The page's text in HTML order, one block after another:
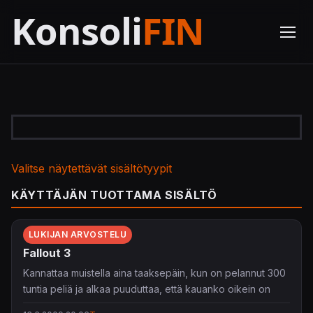
Valitse näytettävät sisältötyypit
KÄYTTÄJÄN TUOTTAMA SISÄLTÖ
LUKIJAN ARVOSTELU
Fallout 3
Kannattaa muistella aina taaksepäin, kun on pelannut 300
tuntia peliä ja alkaa puuduttaa, että kauanko oikein on